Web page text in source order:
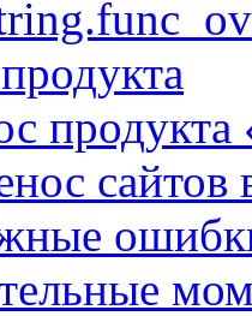
продукта
сайтов